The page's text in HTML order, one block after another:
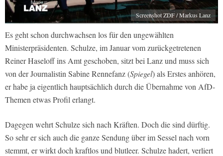
Screenshot ZDF / Markus Lanz
Es geht schon durchwachsen los für den ungewählten
Ministerpräsidenten. Schulze, im Januar vom zurückgetretenen
Reiner Haseloff ins Amt geschoben, sitzt bei Lanz und muss sich
von der Journalistin Sabine Rennefanz (Spiegel) als Erstes anhören,
er habe ja eigentlich hauptsächlich durch die Übernahme von AfD-
Themen etwas Profil erlangt.
Dagegen wehrt Schulze sich nach Kräften. Doch die sind dürftig.
So sehr er sich auch die ganze Sendung über im Sessel nach vorn
stemmt, er wirkt doch kraftlos und blutleer. Schulze hadert, verliert